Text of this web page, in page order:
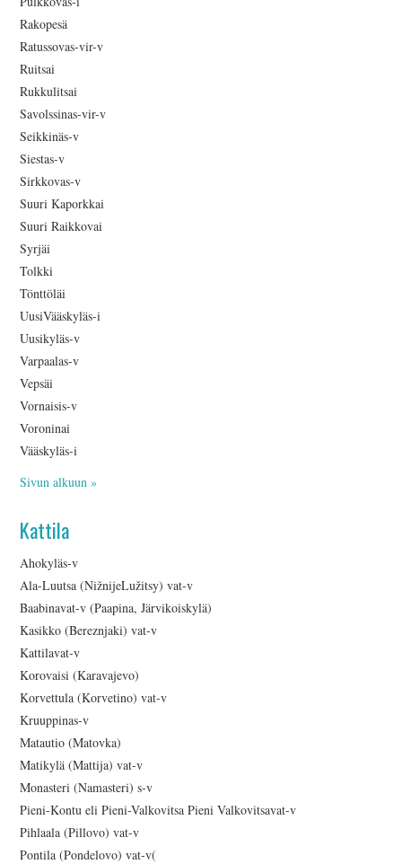
Rakopesä
Ratussovas-vir-v
Ruitsai
Rukkulitsai
Savolssinas-vir-v
Seikkinäs-v
Siestas-v
Sirkkovas-v
Suuri Kaporkkai
Suuri Raikkovai
Syrjäi
Tolkki
Tönttöläi
UusiVääskyläs-i
Uusikyläs-v
Varpaalas-v
Vepsäi
Vornaisis-v
Voroninai
Vääskyläs-i
Sivun alkuun »
Kattila
Ahokyläs-v
Ala-Luutsa (NižnijeLužitsy) vat-v
Baabinavat-v (Paapina, Järvikoiskylä)
Kasikko (Bereznjaki) vat-v
Kattilavat-v
Korovaisi (Karavajevo)
Korvettula (Korvetino) vat-v
Kruuppinas-v
Matautio (Matovka)
Matikylä (Mattija) vat-v
Monasteri (Namasteri) s-v
Pieni-Kontu eli Pieni-Valkovitsa Pieni Valkovitsavat-v
Pihlaala (Pillovo) vat-v
Pontila (Pondelovo) vat-v(